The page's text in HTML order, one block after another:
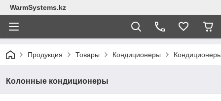
WarmSystems.kz
Продукция Товары Кондиционеры
Колонные кондиционеры